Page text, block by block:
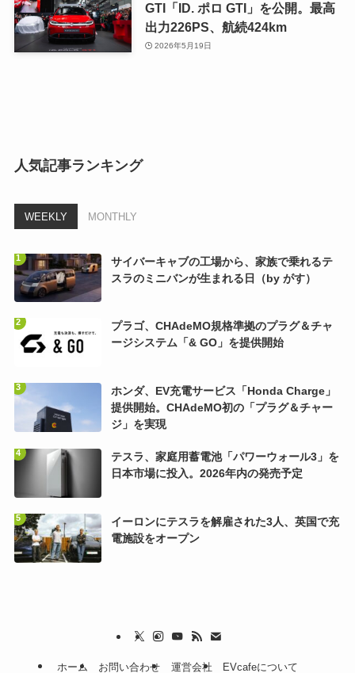
GTI「ID. ポロ GTI」を公開。最高
出力226PS、航続424km
2026年5月19日
人気記事ランキング
WEEKLY MONTHLY
サイバーキャブの工場から、家族で乗れるテ
スラのミニバンが生まれる日（by がす）
プラゴ、CHAdeMO規格準拠のプラグ＆チャ
ージシステム「& GO」を提供開始
ホンダ、EV充電サービス「Honda Charge」
提供開始。CHAdeMO初の「プラグ＆チャー
ジ」を実現
テスラ、家庭用蓄電池「パワーウォール3」を
日本市場に投入。2026年内の発売予定
イーロンにテスラを解雇された3人、英国で充
電施設をオープン
ホーム お問い合わせ 運営会社 EVcafeについて